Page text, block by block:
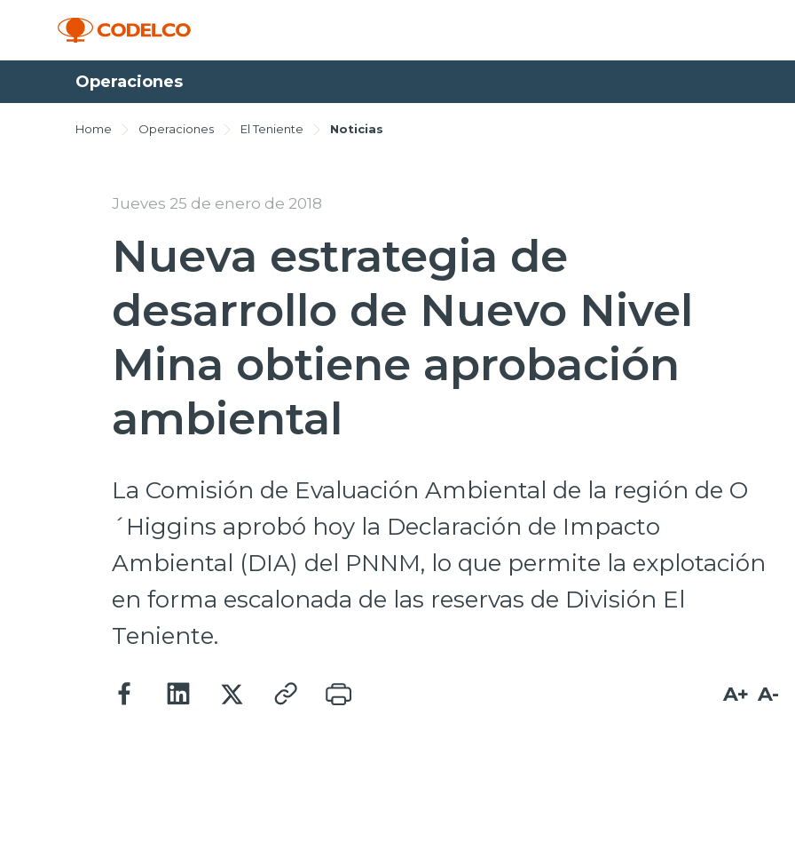
Operaciones
Home Operaciones El Teniente Noticias
Jueves 25 de enero de 2018
Nueva estrategia de
desarrollo de Nuevo Nivel
Mina obtiene aprobación
ambiental
La Comisión de Evaluación Ambiental de la región de O
´Higgins aprobó hoy la Declaración de Impacto
Ambiental (DIA) del PNNM, lo que permite la explotación
en forma escalonada de las reservas de División El
Teniente.
A+ A-